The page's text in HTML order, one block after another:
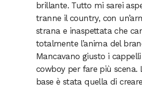
brillante. Tutto mi sarei
tranne il country, con
strana e inaspettata che
totalmente l’anima del
Mancavano giusto i
cowboy per fare più scena.
base è stata quella di